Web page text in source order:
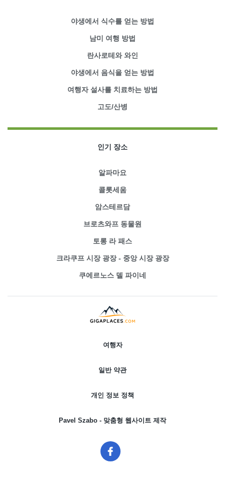
야생에서 식수를 얻는 방법
남미 여행 방법
란사로테와 와인
야생에서 음식을 얻는 방법
여행자 설사를 치료하는 방법
고도/산병
인기 장소
알파마요
콜롯세움
암스테르담
브로츠와프 동물원
토롱 라 패스
크라쿠프 시장 광장 - 중앙 시장 광장
쿠에르노스 델 파이네
여행자
일반 약관
개인 정보 정책
Pavel Szabo - 맞춤형 웹사이트 제작